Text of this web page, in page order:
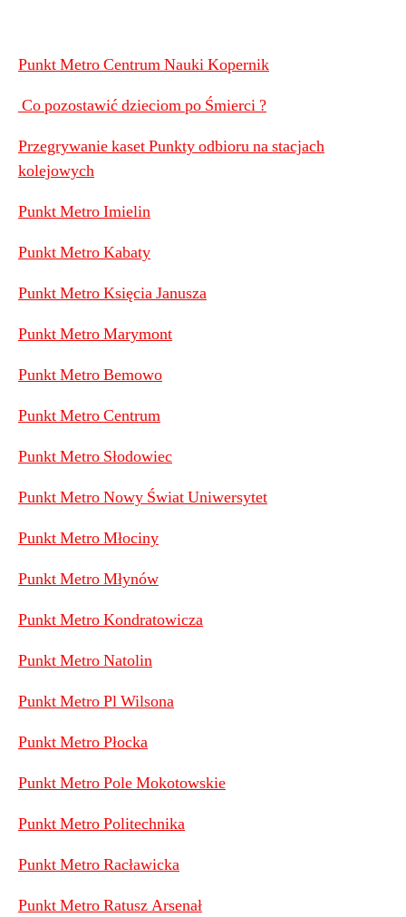
Punkt Metro Centrum Nauki Kopernik
Co pozostawić dzieciom po Śmierci ?
Przegrywanie kaset Punkty odbioru na stacjach
kolejowych
Punkt Metro Imielin
Punkt Metro Kabaty
Punkt Metro Księcia Janusza
Punkt Metro Marymont
Punkt Metro Bemowo
Punkt Metro Centrum
Punkt Metro Słodowiec
Punkt Metro Nowy Świat Uniwersytet
Punkt Metro Młociny
Punkt Metro Młynów
Punkt Metro Kondratowicza
Punkt Metro Natolin
Punkt Metro Pl Wilsona
Punkt Metro Płocka
Punkt Metro Pole Mokotowskie
Punkt Metro Politechnika
Punkt Metro Racławicka
Punkt Metro Ratusz Arsenał